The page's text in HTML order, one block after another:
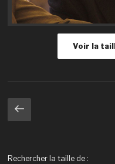
Voir la
Navigation
des
Page
précédente
Rechercher la taille de :